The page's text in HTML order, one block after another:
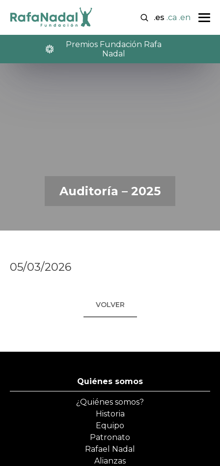
.es .ca .en
Premios Fundación Rafa
Nadal
Auditoría – 2025
05/03/2026
VOLVER
Quiénes somos
¿Quiénes somos?
Historia
Equipo
Patronato
Rafael Nadal
Alianzas